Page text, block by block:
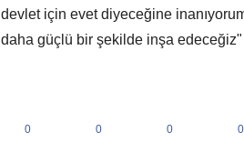
devlet için evet diyeceğine
daha güçlü bir şekilde inşa edeceğiz"